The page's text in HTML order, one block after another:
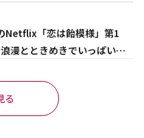
Netflix「恋は飴模様」第1
漫とときめきでいっぱいの
る